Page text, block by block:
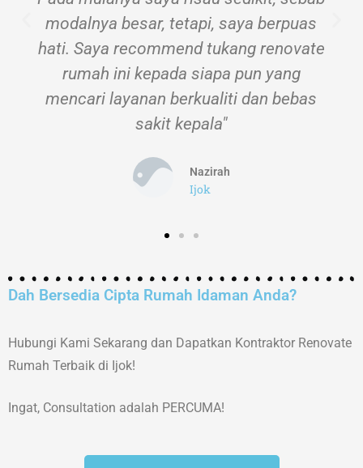
modalnya besar, tetapi, saya berpuas
hati. Saya recommend tukang renovate
rumah ini kepada siapa pun yang
mencari layanan berkualiti dan bebas
sakit kepala"
Nazirah
Ijok
Dah Bersedia Cipta Rumah Idaman Anda?
Hubungi Kami Sekarang dan Dapatkan Kontraktor Renovate
Rumah Terbaik di Ijok!
Ingat, Consultation adalah PERCUMA!